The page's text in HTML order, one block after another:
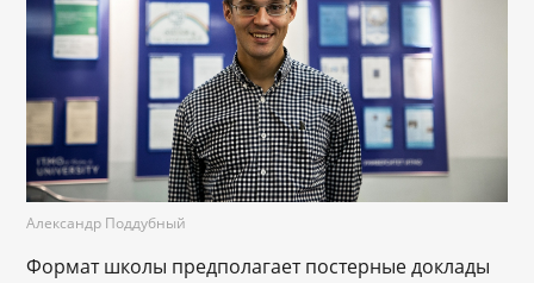
Александр Поддубный
Формат школы предполагает постерные доклады